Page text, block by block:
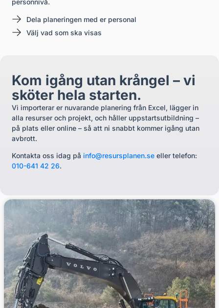
personnivå.
Dela planeringen med er personal
Välj vad som ska visas
Kom igång utan krångel – vi
sköter hela starten.
Vi importerar er nuvarande planering från Excel, lägger in
alla resurser och projekt, och håller uppstartsutbildning –
på plats eller online – så att ni snabbt kommer igång utan
avbrott.
Kontakta oss idag på info@resursplanen.se eller telefon:
010-641 42 26.